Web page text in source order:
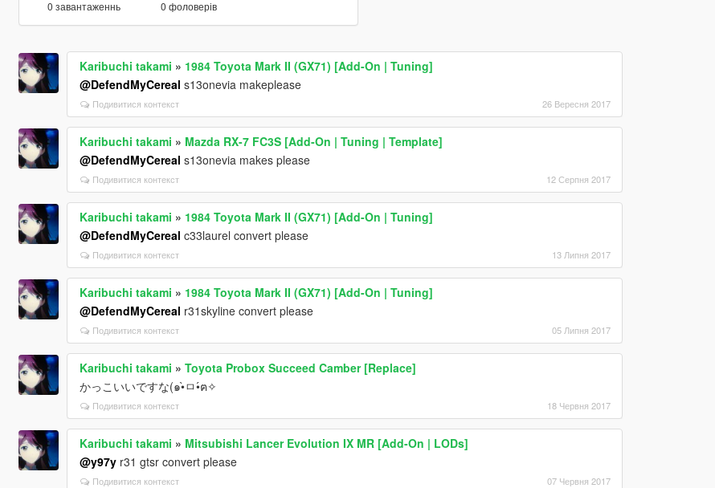
0 завантаженнь 0 фоловерів
Karibuchi takami » 1984 Toyota Mark II (GX71) [Add-On | Tuning]
@DefendMyCereal s13onevia makeplease
Подивитися контекст 26 Вересня 2017
Karibuchi takami » Mazda RX-7 FC3S [Add-On | Tuning | Template]
@DefendMyCereal s13onevia makes please
Подивитися контекст 12 Серпня 2017
Karibuchi takami » 1984 Toyota Mark II (GX71) [Add-On | Tuning]
@DefendMyCereal c33laurel convert please
Подивитися контекст 13 Липня 2017
Karibuchi takami » 1984 Toyota Mark II (GX71) [Add-On | Tuning]
@DefendMyCereal r31skyline convert please
Подивитися контекст 05 Липня 2017
Karibuchi takami » Toyota Probox Succeed Camber [Replace]
かっこいいですな(๑•̀ㅁ•́ฅ✧
Подивитися контекст 18 Червня 2017
Karibuchi takami » Mitsubishi Lancer Evolution IX MR [Add-On | LODs]
@y97yr31 gtsr convert please
Подивитися контекст 07 Червня 2017